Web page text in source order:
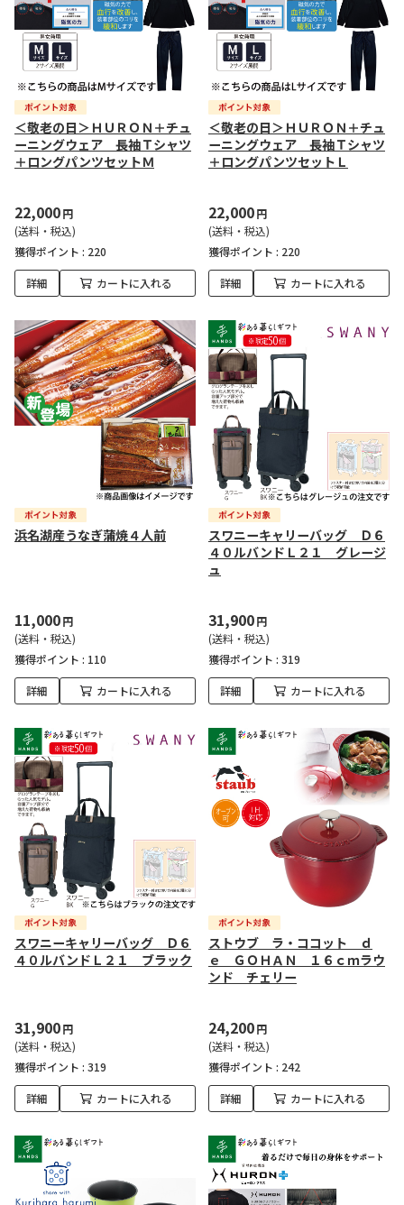
＜敬老の日＞ＨＵＲＯＮ＋チュ
ーニングウェア 長袖Ｔシャツ
＋ロングパンツセットＭ
22,000円
(送料・税込)
獲得ポイント : 220
詳細 カートに入れる
＜敬老の日＞ＨＵＲＯＮ＋チュ
ーニングウェア 長袖Ｔシャツ
＋ロングパンツセットＬ
22,000円
(送料・税込)
獲得ポイント : 220
詳細 カートに入れる
浜名湖産うなぎ蒲焼４人前
11,000円
(送料・税込)
獲得ポイント : 110
詳細 カートに入れる
スワニーキャリーバッグ Ｄ６
４０ルバンドＬ２１ グレージ
ュ
31,900円
(送料・税込)
獲得ポイント : 319
詳細 カートに入れる
スワニーキャリーバッグ Ｄ６
４０ルバンドＬ２１ ブラック
31,900円
(送料・税込)
獲得ポイント : 319
詳細 カートに入れる
ストウブ ラ・ココット ｄ
ｅ ＧＯＨＡＮ １６ｃｍラウ
ンド チェリー
24,200円
(送料・税込)
獲得ポイント : 242
詳細 カートに入れる